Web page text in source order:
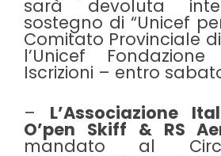
sarà devoluta
sostegno di “Unicef
Comitato Provinciale
l’Unicef
Iscrizioni – entro
– L’Associazione
O’pen Skiff & RS
mandato al